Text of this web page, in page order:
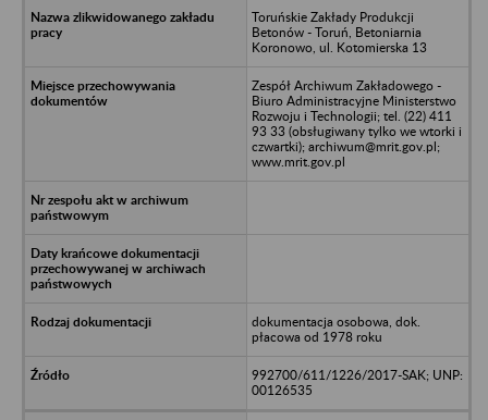
Toruńskie Zakłady Produkcji
Betonów - Toruń, Betoniarnia
Koronowo, ul. Kotomierska 13
Zespół Archiwum Zakładowego -
Biuro Administracyjne Ministerstwo
Rozwoju i Technologii; tel. (22) 411
93 33 (obsługiwany tylko we wtorki i
czwartki); archiwum@mrit.gov.pl;
www.mrit.gov.pl
dokumentacja osobowa, dok.
płacowa od 1978 roku
992700/611/1226/2017-SAK; UNP:
00126535